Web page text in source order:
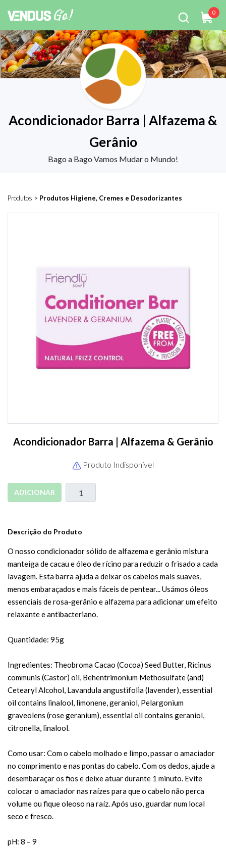
0
Acondicionador Barra | Alfazema &
Gerânio
Bago a Bago Vamos Mudar o Mundo!
Produtos > Produtos Higiene, Cremes e Desodorizantes
Acondicionador Barra | Alfazema & Gerânio
Produto Indisponível
ADICIONAR
Descrição do Produto
O nosso condicionador sólido de alfazema e gerânio mistura
manteiga de cacau e óleo de rícino para reduzir o frisado a cada
lavagem. Esta barra ajuda a deixar os cabelos mais suaves,
menos embaraçados e mais fáceis de pentear... Usámos óleos
essenciais de rosa-gerânio e alfazema para adicionar um efeito
relaxante e antibacteriano.
Quantidade: 95g
Ingredientes: Theobroma Cacao (Cocoa) Seed Butter, Ricinus
communis (Castor) oil, Behentrimonium Methosulfate (and)
Cetearyl Alcohol, Lavandula angustifolia (lavender), essential
oil contains linalool, limonene, geraniol, Pelargonium
graveolens (rose geranium), essential oil contains geraniol,
citronella, linalool.
Como usar: Com o cabelo molhado e limpo, passar o amaciador
no comprimento e nas pontas do cabelo. Com os dedos, ajude a
desembaraçar os fios e deixe atuar durante 1 minuto. Evite
colocar o amaciador nas raízes para que o cabelo não perca
volume ou fique oleoso na raíz. Após uso, guardar num local
seco e fresco.
pH: 8 – 9